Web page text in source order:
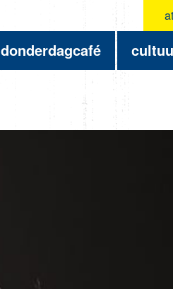
donderdagcafé